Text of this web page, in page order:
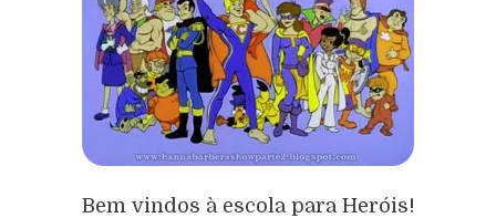
Bem vindos à escola para Heróis!